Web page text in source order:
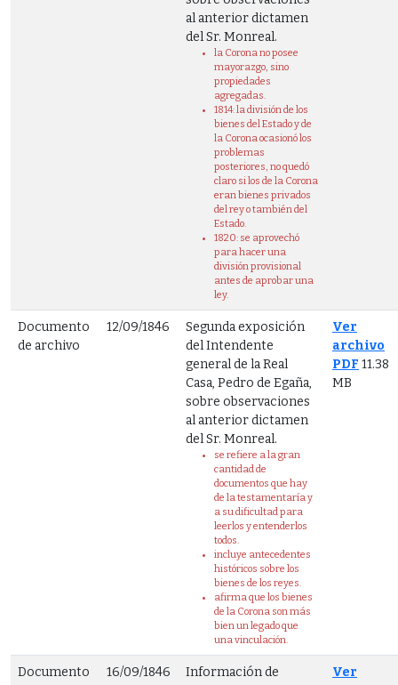
al anterior dictamen
del Sr. Monreal.
la Corona no posee
mayorazgo, sino
propiedades
agregadas.
1814: la división de los
bienes del Estado y de
la Corona ocasionó los
problemas
posteriores, no quedó
claro si los de la Corona
eran bienes privados
del rey o también del
Estado.
1820: se aprovechó
para hacer una
división provisional
antes de aprobar una
ley.
Documento
de archivo
12/09/1846
Segunda exposición
del Intendente
general de la Real
Casa, Pedro de Egaña,
sobre observaciones
al anterior dictamen
del Sr. Monreal.
se refiere a la gran
cantidad de
documentos que hay
de la testamentaría y
a su dificultad para
leerlos y entenderlos
todos.
incluye antecedentes
históricos sobre los
bienes de los reyes.
afirma que los bienes
de la Corona son más
bien un legado que
una vinculación.
Ver
archivo
PDF 11.38
MB
Documento
16/09/1846
Información de
Ver